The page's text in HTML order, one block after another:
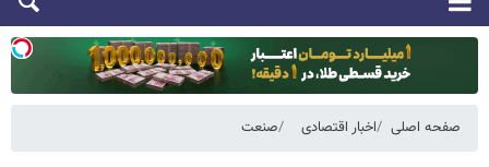
صفحه اصلی اخبار اقتصادی صنعت